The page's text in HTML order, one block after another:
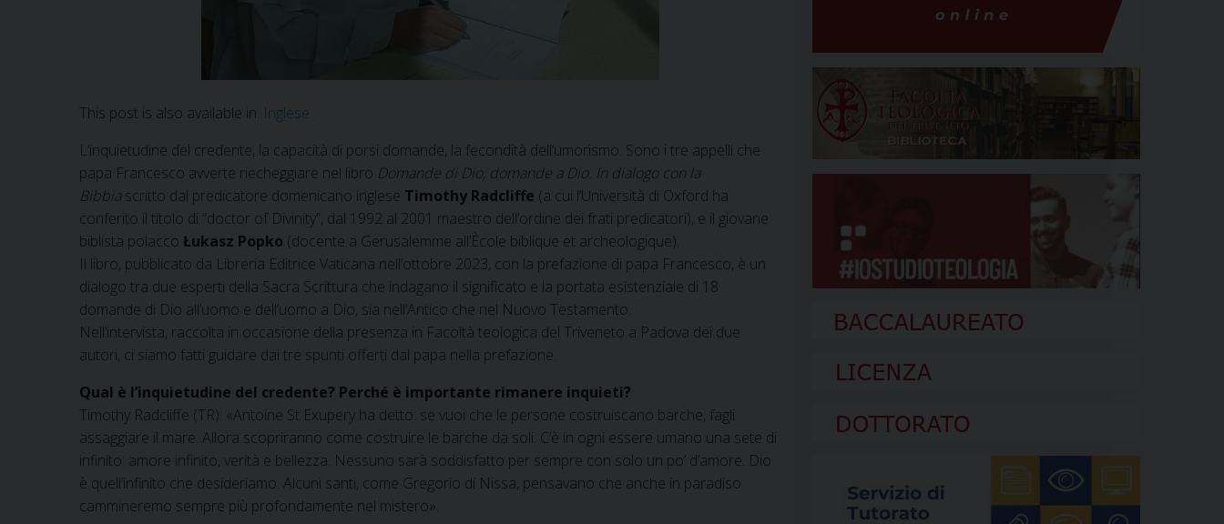
This post is also available in: Inglese
L’inquietudine del credente, la capacità di porsi domande, la fecondità dell’umorismo. Sono i tre appelli che
papa Francesco avverte riecheggiare nel libro Domande di Dio, domande a Dio. In dialogo con la
Bibbiascritto dal predicatore domenicano inglese Timothy Radcliffe (a cui l’Università di Oxford ha
conferito il titolo di “doctor of Divinity”, dal 1992 al 2001 maestro dell’ordine dei frati predicatori), e il giovane
biblista polacco Łukasz Popko (docente a Gerusalemme all’Ècole biblique et archeologique).
Il libro, pubblicato da Libreria Editrice Vaticana nell’ottobre 2023, con la prefazione di papa Francesco, è un
dialogo tra due esperti della Sacra Scrittura che indagano il significato e la portata esistenziale di 18
domande di Dio all’uomo e dell’uomo a Dio, sia nell’Antico che nel Nuovo Testamento.
Nell’intervista, raccolta in occasione della presenza in Facoltà teologica del Triveneto a Padova dei due
autori, ci siamo fatti guidare dai tre spunti offerti dal papa nella prefazione.
Qual è l’inquietudine del credente? Perché è importante rimanere inquieti?
Timothy Radcliffe (TR): «Antoine St Exupery ha detto: se vuoi che le persone costruiscano barche, fagli
assaggiare il mare. Allora scopriranno come costruire le barche da soli. C’è in ogni essere umano una sete di
infinito: amore infinito, verità e bellezza. Nessuno sarà soddisfatto per sempre con solo un po’ d’amore. Dio
è quell’infinito che desideriamo. Alcuni santi, come Gregorio di Nissa, pensavano che anche in paradiso
cammineremo sempre più profondamente nel mistero».